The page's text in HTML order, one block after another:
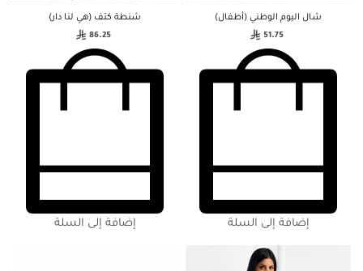
شال اليوم الوطني (أطفال)
51.75
إضافة إلى السلة
شنطة كتف (هي لنا دار)
86.25
إضافة إلى السلة